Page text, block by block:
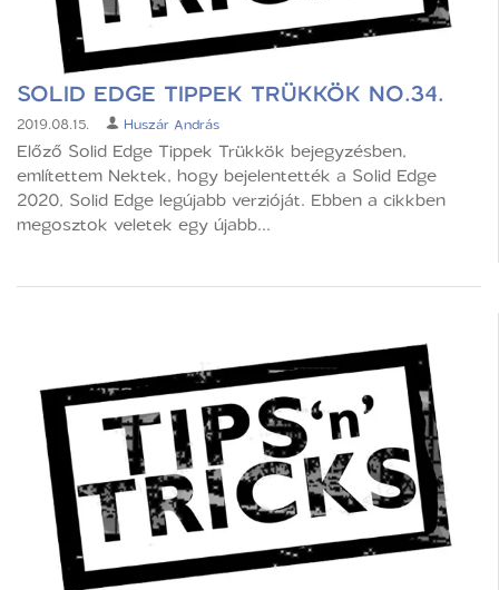
SOLID EDGE TIPPEK TRÜKKÖK NO.34.
2019.08.15. Huszár András
Előző Solid Edge Tippek Trükkök bejegyzésben,
említettem Nektek, hogy bejelentették a Solid Edge
2020, Solid Edge legújabb verzióját. Ebben a cikkben
megosztok veletek egy újabb...